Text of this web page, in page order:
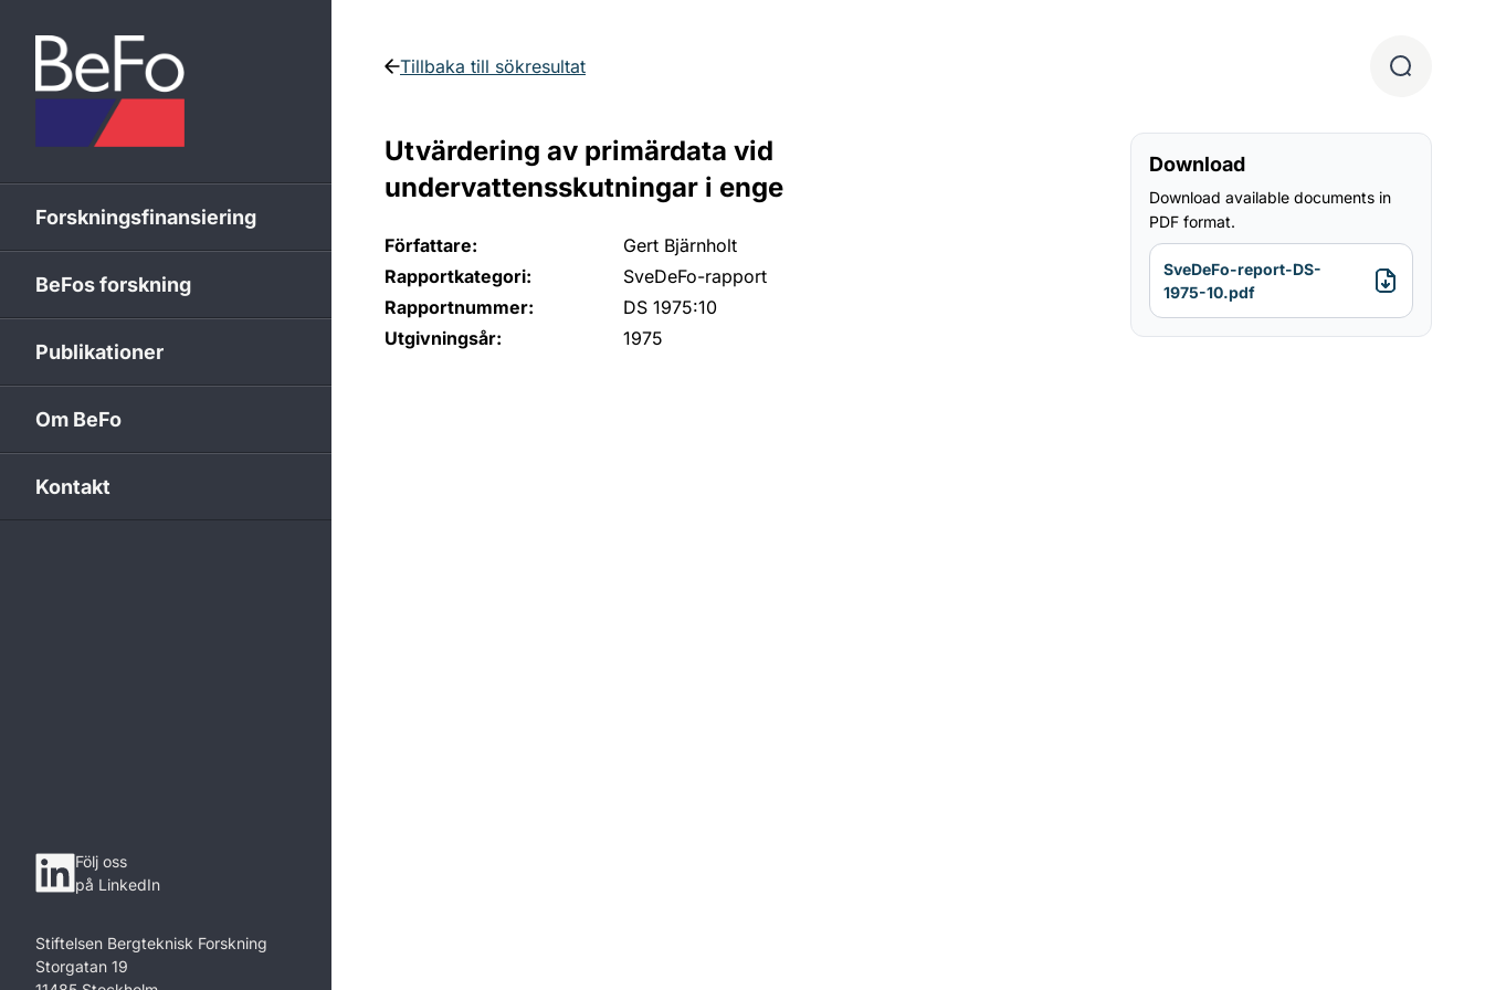
Forskningsfinansiering
BeFos forskning
Publikationer
Om BeFo
Kontakt
Följ oss
på LinkedIn
Stiftelsen Bergteknisk Forskning
Storgatan 19
Tillbaka till sökresultat
Utvärdering av primärdata vid
undervattensskutningar i enge
Författare:
Gert Bjärnholt
Rapportkategori:
SveDeFo-rapport
Rapportnummer:
DS 1975:10
Utgivningsår:
1975
Download
Download available documents in
PDF format.
SveDeFo-report-DS-
1975-10.pdf